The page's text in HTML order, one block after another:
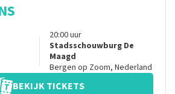
20:00uur
Stadsschouwburg De
Maagd
Bergen op Zoom, Nederland
BEKIJK TICKETS